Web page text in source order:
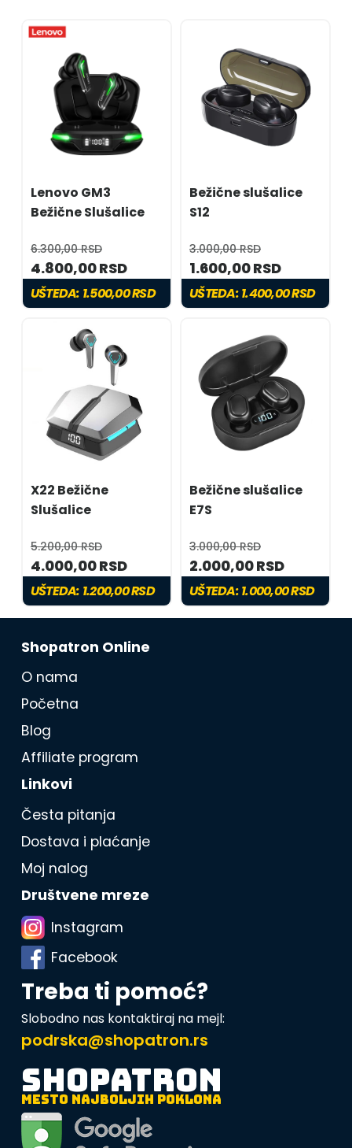
Lenovo GM3
Bežične Slušalice
6.300,00 RSD
4.800,00 RSD
UŠTEDA: 1.500,00 RSD
Bežične slušalice
S12
3.000,00 RSD
1.600,00 RSD
UŠTEDA:1.400,00 RSD
X22 Bežične
Slušalice
5.200,00 RSD
4.000,00 RSD
UŠTEDA: 1.200,00 RSD
Bežične slušalice
E7S
3.000,00 RSD
2.000,00 RSD
UŠTEDA:1.000,00 RSD
Shopatron Online
O nama
Početna
Blog
Affiliate program
Linkovi
Česta pitanja
Dostava i plaćanje
Moj nalog
Društvene mreze
Instagram
Facebook
Treba ti pomoć?
Slobodno nas kontaktiraj na mejl:
podrska@shopatron.rs
SHOPATRON
MESTO NAJBOLJIH POKLONA